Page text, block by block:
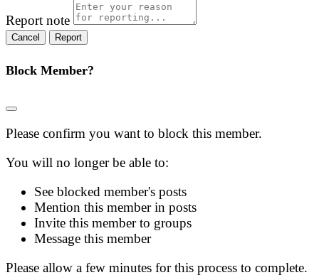
Report note
Report
Block Member?
Please confirm you want to block this member.
You will no longer be able to:
See blocked member's posts
Mention this member in posts
Invite this member to groups
Message this member
Please allow a few minutes for this process to complete.